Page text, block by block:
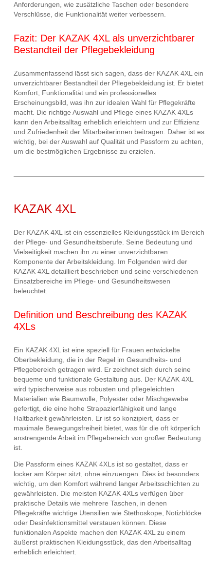
Anforderungen, wie zusätzliche Taschen oder besondere
Verschlüsse, die Funktionalität weiter verbessern.
Fazit: Der KAZAK 4XL als unverzichtbarer
Bestandteil der Pflegebekleidung
Zusammenfassend lässt sich sagen, dass der KAZAK 4XL ein
unverzichtbarer Bestandteil der Pflegebekleidung ist. Er bietet
Komfort, Funktionalität und ein professionelles
Erscheinungsbild, was ihn zur idealen Wahl für Pflegekräfte
macht. Die richtige Auswahl und Pflege eines KAZAK 4XLs
kann den Arbeitsalltag erheblich erleichtern und zur Effizienz
und Zufriedenheit der Mitarbeiterinnen beitragen. Daher ist es
wichtig, bei der Auswahl auf Qualität und Passform zu achten,
um die bestmöglichen Ergebnisse zu erzielen.
KAZAK 4XL
Der KAZAK 4XL ist ein essenzielles Kleidungsstück im Bereich
der Pflege- und Gesundheitsberufe. Seine Bedeutung und
Vielseitigkeit machen ihn zu einer unverzichtbaren
Komponente der Arbeitskleidung. Im Folgenden wird der
KAZAK 4XL detailliert beschrieben und seine verschiedenen
Einsatzbereiche im Pflege- und Gesundheitswesen
beleuchtet.
Definition und Beschreibung des KAZAK
4XLs
Ein KAZAK 4XL ist eine speziell für Frauen entwickelte
Oberbekleidung, die in der Regel im Gesundheits- und
Pflegebereich getragen wird. Er zeichnet sich durch seine
bequeme und funktionale Gestaltung aus. Der KAZAK 4XL
wird typischerweise aus robusten und pflegeleichten
Materialien wie Baumwolle, Polyester oder Mischgewebe
gefertigt, die eine hohe Strapazierfähigkeit und lange
Haltbarkeit gewährleisten. Er ist so konzipiert, dass er
maximale Bewegungsfreiheit bietet, was für die oft körperlich
anstrengende Arbeit im Pflegebereich von großer Bedeutung
ist.
Die Passform eines KAZAK 4XLs ist so gestaltet, dass er
locker am Körper sitzt, ohne einzuengen. Dies ist besonders
wichtig, um den Komfort während langer Arbeitsschichten zu
gewährleisten. Die meisten KAZAK 4XLs verfügen über
praktische Details wie mehrere Taschen, in denen
Pflegekräfte wichtige Utensilien wie Stethoskope, Notizblöcke
oder Desinfektionsmittel verstauen können. Diese
funktionalen Aspekte machen den KAZAK 4XL zu einem
äußerst praktischen Kleidungsstück, das den Arbeitsalltag
erheblich erleichtert.